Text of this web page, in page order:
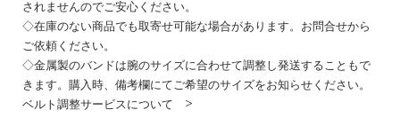
されませんのでご安心ください。
◇在庫のない商品でも取寄せ可能な場合があります。お問合せから
ご依頼ください。
◇金属製のバンドは腕のサイズに合わせて調整し発送することもで
きます。購入時、備考欄にてご希望のサイズをお知らせください。
ベルト調整サービスについて >